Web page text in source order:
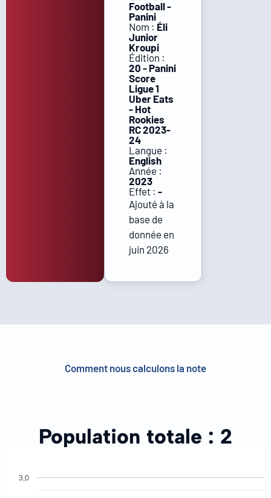
Football -
Panini
Nom : Éli
Junior
Kroupi
Édition :
20 - Panini
Score
Ligue 1
Uber Eats
- Hot
Rookies
RC 2023-
24
Langue :
English
Année :
2023
Effet : -
Ajouté à la
base de
donnée en
juin 2026
Comment nous calculons la note
Population totale : 2
3,0